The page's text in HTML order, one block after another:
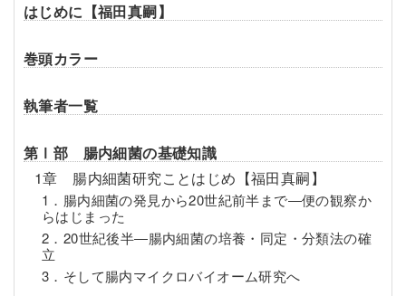
はじめに【福田真嗣】
巻頭カラー
執筆者一覧
第Ⅰ部 腸内細菌の基礎知識
1章 腸内細菌研究ことはじめ【福田真嗣】
1．腸内細菌の発見から20世紀前半まで―便の観察か
らはじまった
2．20世紀後半―腸内細菌の培養・同定・分類法の確
立
3．そして腸内マイクロバイオーム研究へ